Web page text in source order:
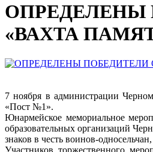
ОПРЕДЕЛЕНЫ
«ВАХТА
7 ноября в администрации
«Пост №1».
Юнармейское мемориальное
образовательных организаций
знаков в честь воинов-
Участников торжественного